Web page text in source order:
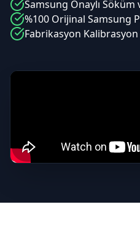
Samsung Onaylı
%100 Orijinal Samsung
Fabrikasyon